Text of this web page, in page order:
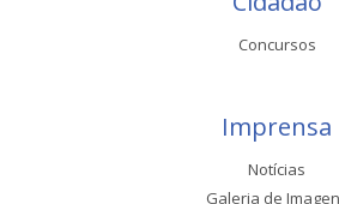
Concursos
Imprensa
Notícias
Galeria de